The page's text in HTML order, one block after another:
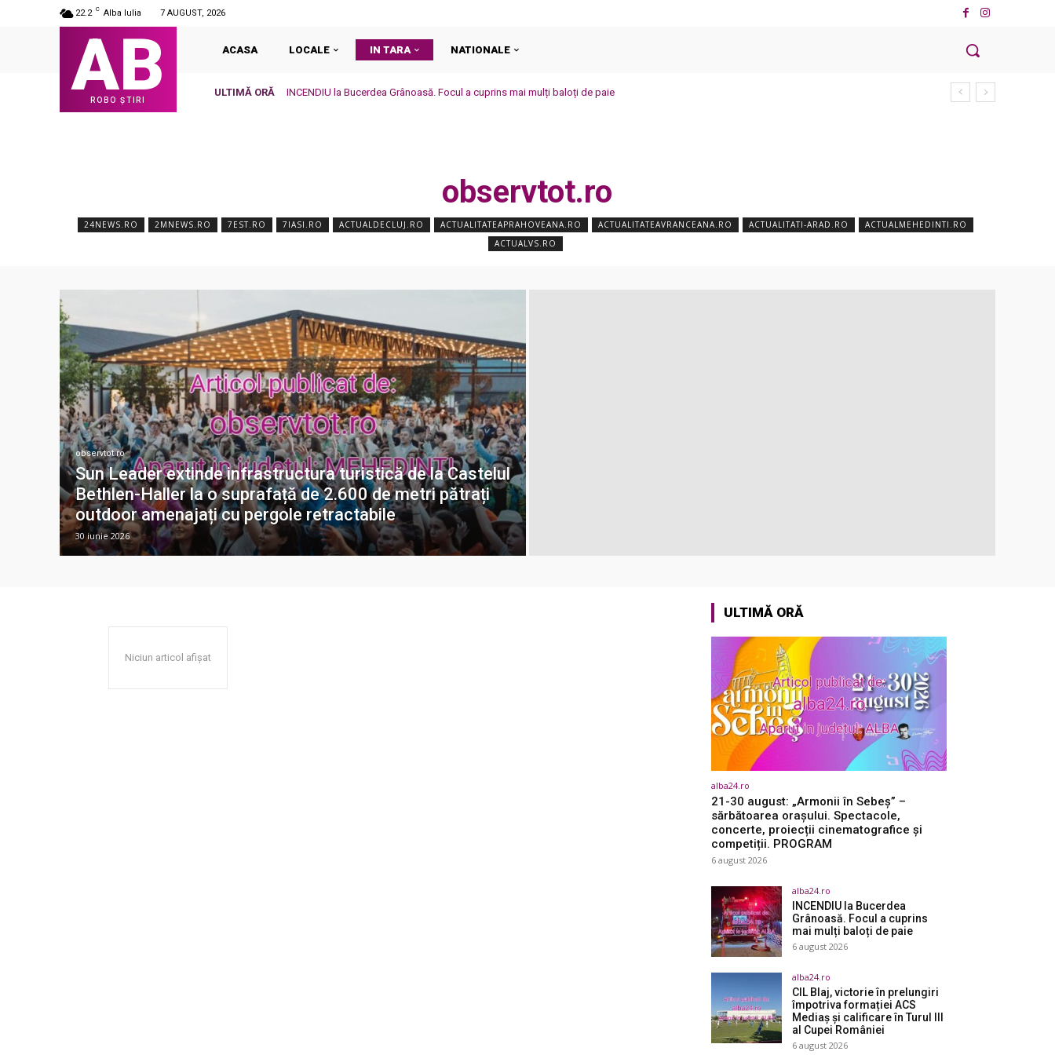
22.2 C Alba Iulia 7 AUGUST, 2026
AB
ROBO ȘTIRI
ACASA LOCALE IN TARA NATIONALE
ULTIMĂ ORĂ INCENDIU la Bucerdea Grânoasă. Focul a cuprins mai mulți baloți de paie
observtot.ro
24NEWS.RO 2MNEWS.RO 7EST.RO 7IASI.RO ACTUALDECLUJ.RO ACTUALITATEAPRAHOVEANA.RO ACTUALITATEAVRANCEANA.RO ACTUALITATI-ARAD.RO
ACTUALMEHEDINTI.RO
ACTUALVS.RO
observtot.ro
Sun Leader extinde infrastructura turistică de la Castelul
Bethlen-Haller la o suprafață de 2.600 de metri pătrați
outdoor amenajați cu pergole retractabile
30 iunie 2026
Niciun articol afișat
ULTIMĂ ORĂ
alba24.ro
21-30 august: „Armonii în Sebeș” –
sărbătoarea orașului. Spectacole,
concerte, proiecții cinematografice și
competiții. PROGRAM
6 august 2026
alba24.ro
INCENDIU la Bucerdea
Grânoasă. Focul a cuprins
mai mulți baloți de paie
6 august 2026
alba24.ro
CIL Blaj, victorie în prelungiri
împotriva formației ACS
Mediaș și calificare în Turul III
al Cupei României
6 august 2026